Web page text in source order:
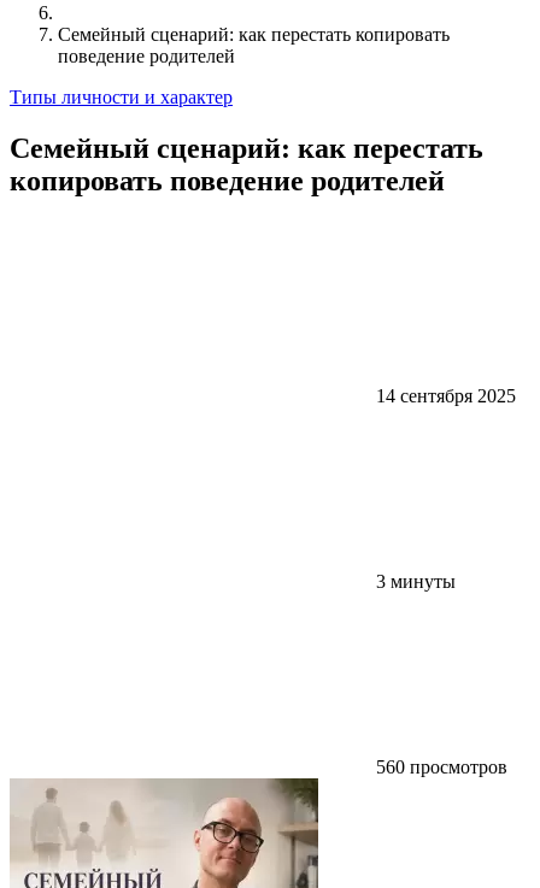
Семейный сценарий: как перестать копировать
поведение родителей
Типы личности и характер
Семейный сценарий: как перестать
копировать поведение родителей
14 сентября 2025
3 минуты
560 просмотров